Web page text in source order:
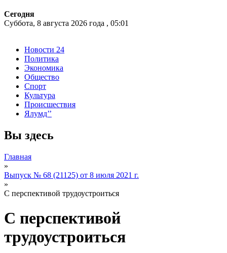
Сегодня
Суббота, 8 августа 2026 года , 05:01
Новости 24
Политика
Экономика
Общество
Спорт
Культура
Происшествия
Ялумд’’
Вы здесь
Главная
»
Выпуск № 68 (21125) от 8 июля 2021 г.
»
С перспективой трудоустроиться
С перспективой
трудоустроиться